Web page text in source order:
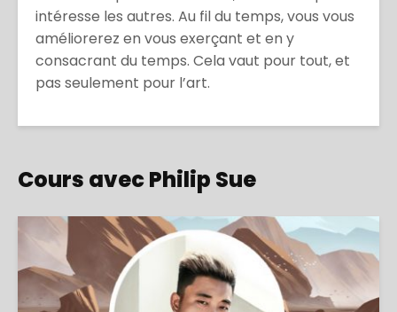
intéresse les autres. Au fil du temps, vous vous
améliorerez en vous exerçant et en y
consacrant du temps. Cela vaut pour tout, et
pas seulement pour l’art.
Cours avec Philip Sue